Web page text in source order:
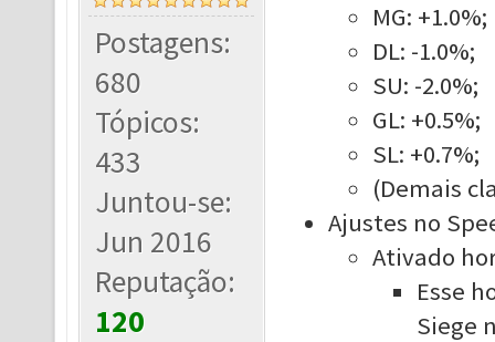
Postagens:
680
Tópicos:
433
Juntou-se:
Jun 2016
Reputação:
120
MG: +1.0%;
DL: -1.0%;
SU: -2.0%;
GL: +0.5%;
SL: +0.7%;
(Demais
Ajustes no
Ativado
Esse
Siege